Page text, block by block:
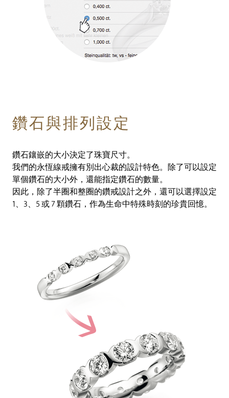
鑽石與排列設定
鑽石鑲嵌的大小決定了珠寶尺寸。
我們的永恆線戒擁有別出心裁的設計特色。除了可以設定
單個鑽石的大小外，還能指定鑽石的數量。
因此，除了半圈和整圈的鑽戒設計之外，還可以選擇設定
1、3、5 或 7 顆鑽石，作為生命中特殊時刻的珍貴回憶。